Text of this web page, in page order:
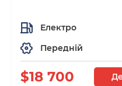
Електро
Передній
$18 700